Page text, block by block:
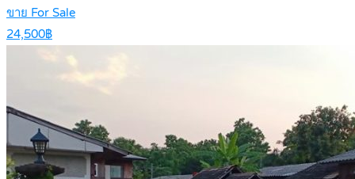
ขาย For Sale
24,500฿